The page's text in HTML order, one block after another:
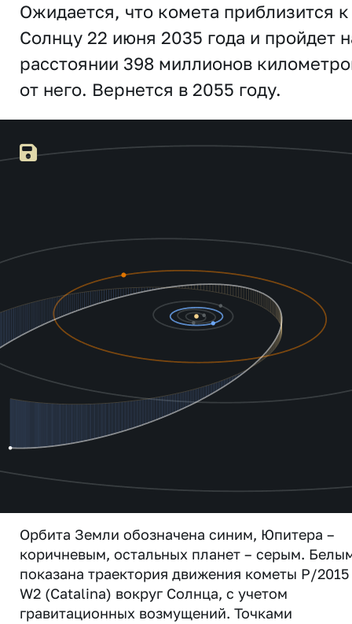
Ожидается, что комета приблизится к
Солнцу 22 июня 2035 года и пройдет
расстоянии 398 миллионов
от него. Вернется в 2055 году.
Орбита Земли обозначена синим, Юпитера –
коричневым, остальных планет – серым.
показана траектория движения кометы P/2015
W2 (Catalina) вокруг Солнца, с учетом
гравитационных возмущений. Точками